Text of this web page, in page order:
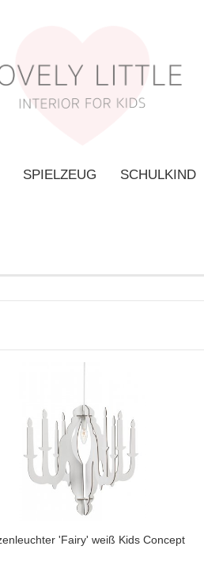
SPIELZEUG SCHULKIND
'Fairy' weiß Kids Concept